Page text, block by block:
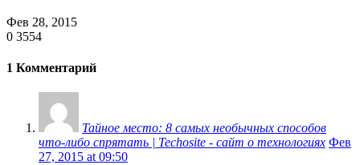
Фев 28, 2015
0 3554
1 Комментарий
Тайное место: 8 самых необычных способов
что-либо спрятать | Techosite - сайт о технологиях Фев
27, 2015 at 09:50